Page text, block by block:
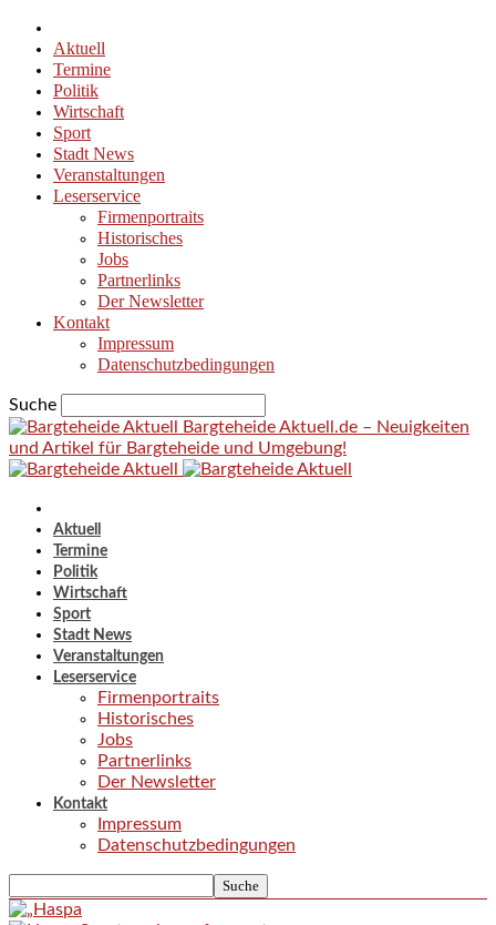
Aktuell
Termine
Politik
Wirtschaft
Sport
Stadt News
Veranstaltungen
Leserservice
Firmenportraits
Historisches
Jobs
Partnerlinks
Der Newsletter
Kontakt
Impressum
Datenschutzbedingungen
Suche
Bargteheide Aktuell.de – Neuigkeiten
und Artikel für Bargteheide und Umgebung!
Aktuell
Termine
Politik
Wirtschaft
Sport
Stadt News
Veranstaltungen
Leserservice
Firmenportraits
Historisches
Jobs
Partnerlinks
Der Newsletter
Kontakt
Impressum
Datenschutzbedingungen